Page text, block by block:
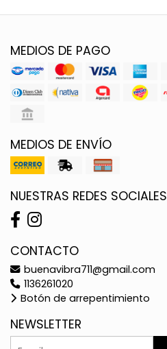
MEDIOS DE PAGO
MEDIOS DE ENVÍO
NUESTRAS REDES SOCIALES
CONTACTO
buenavibra711@gmail.com
1136261020
Botón de arrepentimiento
NEWSLETTER